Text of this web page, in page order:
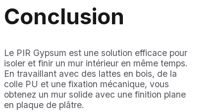
Conclusion
Le PIR Gypsum est une solution efficace pour
isoler et finir un mur intérieur en même temps.
En travaillant avec des lattes en bois, de la
colle PU et une fixation mécanique, vous
obtenez un mur solide avec une finition plane
en plaque de plâtre.